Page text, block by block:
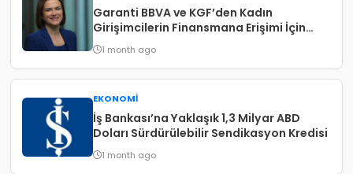
Garanti BBVA ve KGF’den Kadın
Girişimcilerin Finansmana Erişimi İçin
Yeni Destek
1 month ago
EKONOMI
İş Bankası’na Yaklaşık 1,3 Milyar ABD
Doları Sürdürülebilir Sendikasyon Kredisi
1 month ago